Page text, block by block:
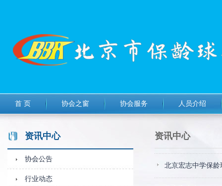
首 页 协会之窗 协会服务 人员介绍
资讯中心
协会公告
行业动态
资讯中心
北京宏志中学保